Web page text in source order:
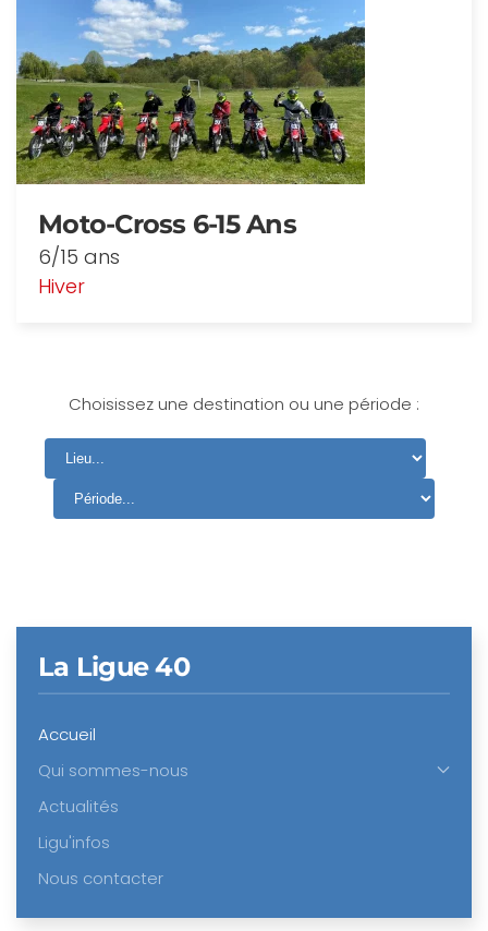
Moto-Cross 6-15 Ans
6/15 ans
Hiver
Choisissez une destination ou une période :
La Ligue 40
Accueil
Qui sommes-nous
Actualités
Ligu'infos
Nous contacter